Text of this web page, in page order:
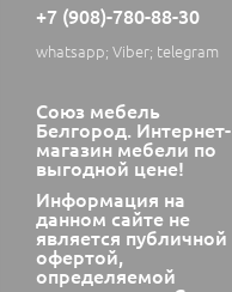
+7 (908)-780-88-30
whatsapp; Viber; telegram
Союз мебель
Белгород. Интернет-
магазин мебели по
выгодной цене!
Информация на
данном сайте не
является публичной
офертой,
определяемой